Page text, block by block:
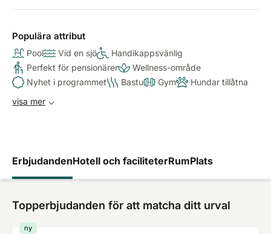
Populära attribut
Pool Vid en sjö
Handikappsvänlig
Perfekt för pensionärer
Wellness-område
Nyhet i programmet
Bastu Gym
Hundar tillåtna
visa mer
ErbjudandenHotell och faciliteterRumPlats
Topperbjudanden för att matcha ditt urval
ny